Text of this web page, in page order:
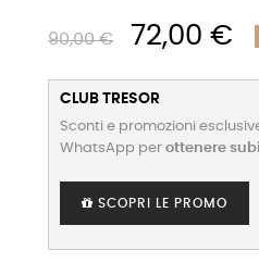
90,00 € 72,00 €
CLUB TRESOR
Sconti e promozioni
WhatsApp per ottenere
SCOPRI LE PROMO